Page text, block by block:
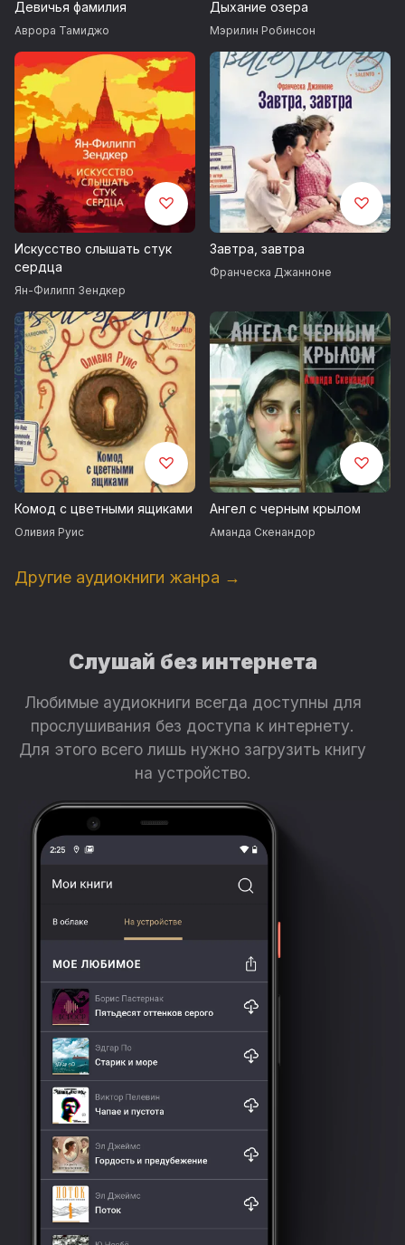
Девичья фамилия
Аврора Тамиджо
Дыхание озера
Мэрилин Робинсон
Искусство слышать стук
сердца
Ян-Филипп Зендкер
Завтра, завтра
Франческа Джанноне
Комод с цветными ящиками
Оливия Руис
Ангел с черным крылом
Аманда Скенандор
Другие аудиокниги жанра →
Слушай без интернета
Любимые аудиокниги всегда доступны для
прослушивания без доступа к интернету.
Для этого всего лишь нужно загрузить книгу
на устройство.